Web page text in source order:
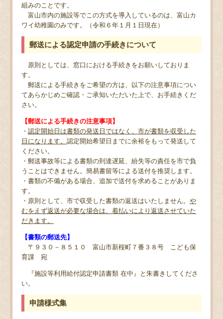
組みのことです。
富山市内の施設等でこの方式を導入しているのは、富山カ
ワイ幼稚園のみです。（令和６年１月１日現在）
郵送による認定申請の手続きについて
原則としては、窓口における手続きをお願いしておりま
す。
郵送による手続きをご希望の方は、以下の注意事項につい
てあらかじめご確認・ご承知いただいた上で、お手続きくだ
さい。
【郵送による手続きの注意事項】
・ 認定開始日は書類の発送日ではなく、市が書類を収受した
日になります。 認定開始希望日までに余裕をもって発送して
ください。
・郵送事故等による書類の到達遅延、紛失等の責任を市で負
うことはできません。簡易書留等による送付を推奨します。
・書類の不備がある場合、追加で送付を求めることがありま
す。
・原則として、市で収受した書類の返送はいたしません。 や
むをえず返送が必要な場合は、着払いにより返送させていた
だきます。
【書類の郵送先】
〒９３０－８５１０ 富山市新桜町７番３８号 こども保
育課 宛
『施設等利用給付認定申請書類 在中』と朱書きしてくださ
い。
申請様式集